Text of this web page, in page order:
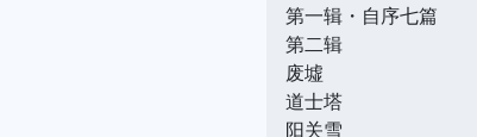
第一辑・自序七篇
第二辑
废墟
道士塔
阳关雪